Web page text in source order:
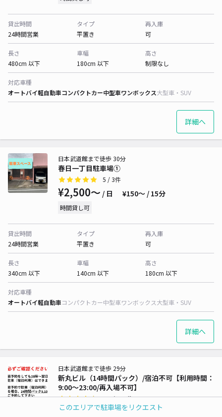
このエリアで駐車場をリクエスト
貸出時間
24時間営業
タイプ
平置き
再入庫
可
長さ
480cm 以下
車幅
180cm 以下
高さ
制限なし
対応車種
オートバイ軽自動車コンパクトカー中型車ワンボックス大型車・SUV
詳細へ
春日一丁目駐車場①
日本武道館まで徒歩 30分
5 / 3件
¥2,500〜 / 日 ¥150〜 / 15分
時間貸し可
貸出時間
24時間営業
タイプ
平置き
再入庫
可
長さ
340cm 以下
車幅
140cm 以下
高さ
180cm 以下
対応車種
オートバイ軽自動車コンパクトカー中型車ワンボックス大型車・SUV
詳細へ
新丸ビル（14時間パック）/宿泊不可【利用時間：
9:00～23:00/再入場不可】
日本武道館まで徒歩 29分
4.7/ 216件
¥2,750〜/ 日